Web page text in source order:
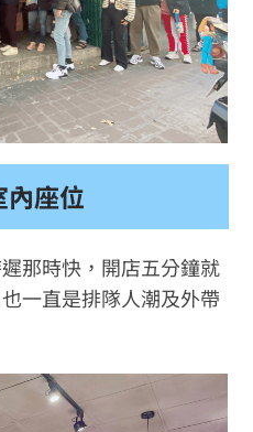
內座位
那時快，開店五分鐘就
一直是排隊人潮及外帶